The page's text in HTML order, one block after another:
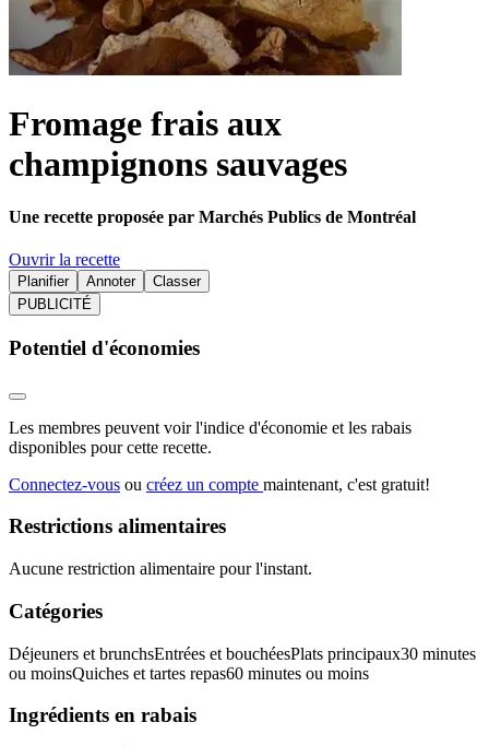
Fromage frais aux
champignons sauvages
Une recette proposée par Marchés Publics de Montréal
Ouvrir la recette
Planifier Annoter
Classer
PUBLICITÉ
Potentiel d'économies
Les membres peuvent voir l'indice d'économie et les rabais
disponibles pour cette recette.
Connectez-vous ou créez un compte maintenant, c'est gratuit!
Restrictions alimentaires
Aucune restriction alimentaire pour l'instant.
Catégories
Déjeuners et brunchsEntrées et bouchéesPlats principaux30 minutes
ou moinsQuiches et tartes repas60 minutes ou moins
Ingrédients en rabais